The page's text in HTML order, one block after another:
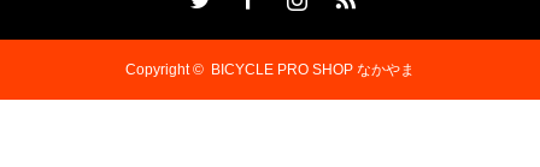
Copyright © BICYCLE PRO SHOP なかやま